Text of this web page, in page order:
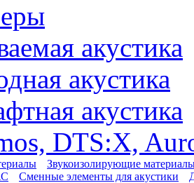
акустика
акустика
акустика
DTS:X,
Звукоизолирующие
Сменные элементы для акустики